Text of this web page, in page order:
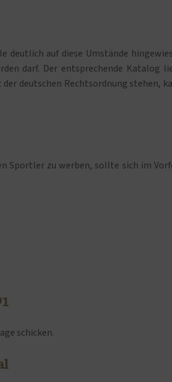
deutlich auf diese Umstände
darf. Der entsprechende Katalog
deutschen Rechtsordnung stehen,
Sportler zu werben, sollte sich im
schicken.